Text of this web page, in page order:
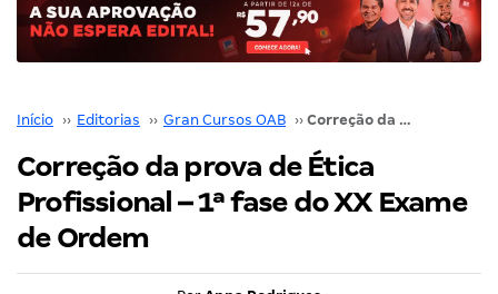
Início ›› Editorias ›› Gran Cursos OAB ›› Correção da prova de Ética Profissional – 1ª fase do XX Exame de Ordem
Correção da prova de Ética
Profissional – 1ª fase do XX Exame
de Ordem